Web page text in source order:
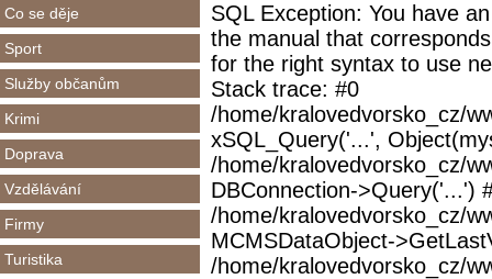
Co se děje
Sport
Služby občanům
Krimi
Doprava
Vzdělávání
Firmy
Turistika
SQL Exception: You have
the manual that
for the right syntax to use
Stack trace: #0
/home/kralovedvorsko_cz/
xSQL_Query('...',
/home/kralovedvorsko_cz/
DBConnection->Query('...')
/home/kralovedvorsko_cz/
MCMSDataObject-
/home/kralovedvorsko_cz/